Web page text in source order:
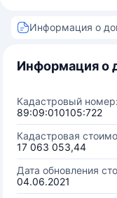
Информация о
Информация о
Кадастровый номер:
89:09:010105:722
Кадастровая
17 063 053,44
Дата обновления
04.06.2021